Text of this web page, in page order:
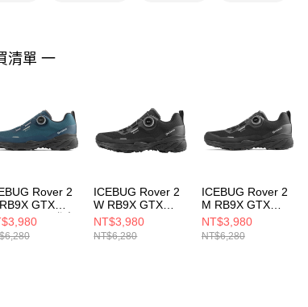
清單 一
Rover 2
GTX
男 登山
0B
ICEBUG Rover 2
W RB9X GTX
Black/SlateGrey
女 登山鞋 I53002-
0A
NT$3,980
NT$6,280
ICEBUG Rover 2
M RB9X GTX
Black/SlateGrey
男 登山鞋 I53001-
0A
NT$3,980
NT$6,280